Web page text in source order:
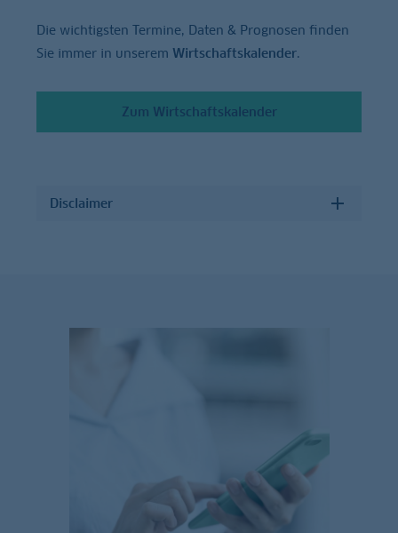
Die wichtigsten Termine, Daten & Prognosen finden
Sie immer in unserem Wirtschaftskalender.
Zum Wirtschaftskalender
Disclaimer